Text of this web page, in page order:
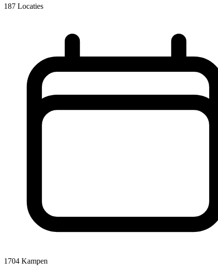
187 Locaties
1704 Kampen